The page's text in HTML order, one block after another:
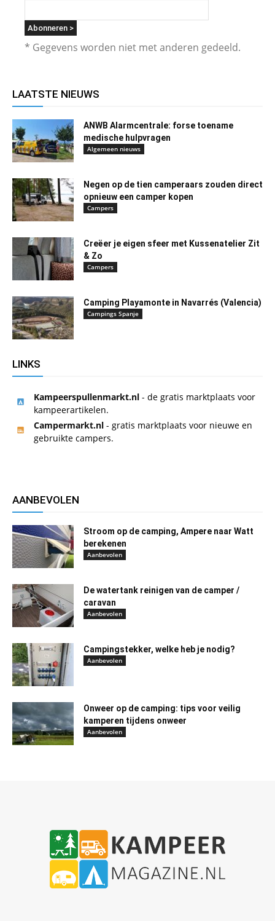
* Gegevens worden niet met anderen gedeeld.
LAATSTE NIEUWS
ANWB Alarmcentrale: forse toename
medische hulpvragen
Algemeen nieuws
Negen op de tien camperaars zouden direct
opnieuw een camper kopen
Campers
Creëer je eigen sfeer met Kussenatelier Zit
& Zo
Campers
Camping Playamonte in Navarrés (Valencia)
Campings Spanje
LINKS
Kampeerspullenmarkt.nl - de gratis marktplaats voor
kampeerartikelen.
Campermarkt.nl - gratis marktplaats voor nieuwe en
gebruikte campers.
AANBEVOLEN
Stroom op de camping, Ampere naar Watt
berekenen
Aanbevolen
De watertank reinigen van de camper /
caravan
Aanbevolen
Campingstekker, welke heb je nodig?
Aanbevolen
Onweer op de camping: tips voor veilig
kamperen tijdens onweer
Aanbevolen